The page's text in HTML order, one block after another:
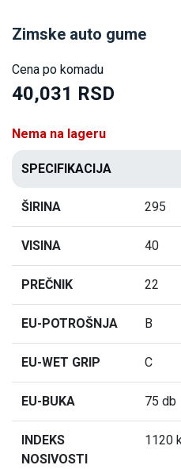
Zimske auto gume
Cena po komadu
40,031 RSD
Nema na lageru
SPECIFIKACIJA
ŠIRINA 295
VISINA 40
PREČNIK 22
EU-POTROŠNJA B
EU-WET GRIP C
EU-BUKA 75 db
INDEKS
NOSIVOSTI
1120